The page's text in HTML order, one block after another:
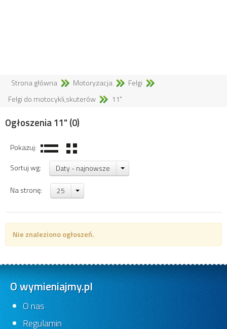
Strona główna Motoryzacja
Felgi
Felgi do motocykli,skuterów
11"
Ogłoszenia 11" (0)
Pokazuj:
Sortuj wg:
Daty - najnowsze
Na stronę: 25
Nie znaleziono ogłoszeń.
O wymieniajmy.pl
O nas
Regulamin